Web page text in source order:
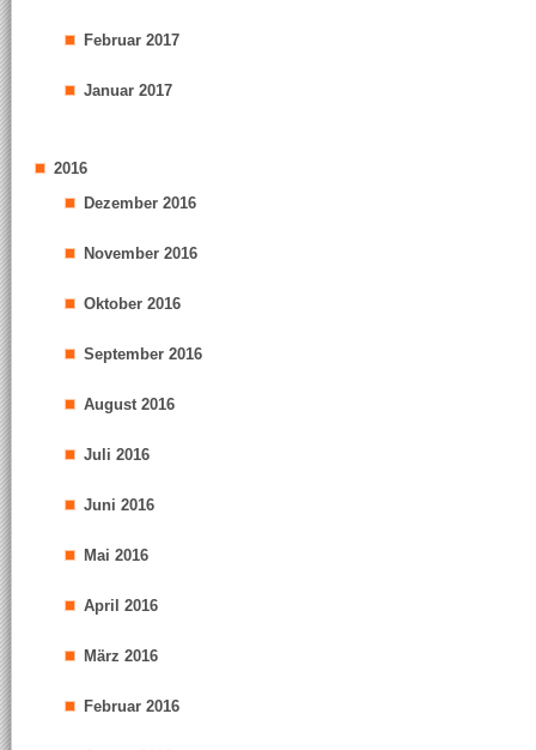
Februar 2017
Januar 2017
2016
Dezember 2016
November 2016
Oktober 2016
September 2016
August 2016
Juli 2016
Juni 2016
Mai 2016
April 2016
März 2016
Februar 2016